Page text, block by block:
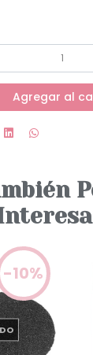
Agregar al
-10%